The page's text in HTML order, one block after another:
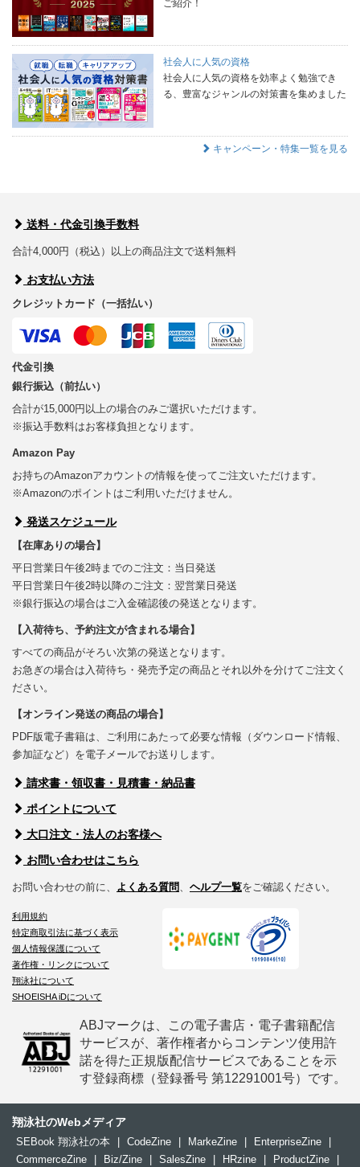
ご紹介！
社会人に人気の資格
社会人に人気の資格を効率よく勉強でき
る、豊富なジャンルの対策書を集めました
キャンペーン・特集一覧を見る
送料・代金引換手数料
合計4,000円（税込）以上の商品注文で送料無料
お支払い方法
クレジットカード（一括払い）
代金引換
銀行振込（前払い）
合計が15,000円以上の場合のみご選択いただけます。
※振込手数料はお客様負担となります。
Amazon Pay
お持ちのAmazonアカウントの情報を使ってご注文いただけます。
※Amazonのポイントはご利用いただけません。
発送スケジュール
【在庫ありの場合】
平日営業日午後2時までのご注文：当日発送
平日営業日午後2時以降のご注文：翌営業日発送
※銀行振込の場合はご入金確認後の発送となります。
【入荷待ち、予約注文が含まれる場合】
すべての商品がそろい次第の発送となります。
お急ぎの場合は入荷待ち・発売予定の商品とそれ以外を分けてご注文く
ださい。
【オンライン発送の商品の場合】
PDF版電子書籍は、ご利用にあたって必要な情報（ダウンロード情報、
参加証など）を電子メールでお送りします。
請求書・領収書・見積書・納品書
ポイントについて
大口注文・法人のお客様へ
お問い合わせはこちら
お問い合わせの前に、 よくある質問、 ヘルプ一覧をご確認ください。
利用規約
特定商取引法に基づく表示
個人情報保護について
著作権・リンクについて
翔泳社について
SHOEISHA iDについて
ABJマークは、この電子書店・電子書籍配信
サービスが、著作権者からコンテンツ使用許
諾を得た正規版配信サービスであることを示
す登録商標（登録番号 第12291001号）です。
翔泳社のWebメディア
SEBook 翔泳社の本 CodeZine MarkeZine EnterpriseZine
CommerceZine
Biz/Zine SalesZine HRzine ProductZine